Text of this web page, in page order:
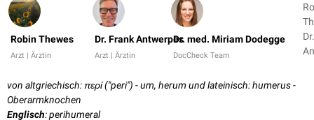
Robin Thewes
Arzt | Ärztin
Dr. Frank Antwerpes
Arzt | Ärztin
Dr. med. Miriam Dodegge
DocCheck Team
von altgriechisch: περί ("peri") - um, herum und lateinisch: humerus -
Oberarmknochen
Englisch: perihumeral